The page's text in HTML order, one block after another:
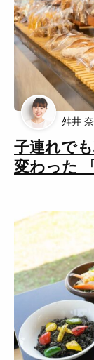
子連れで
変わった
舛井